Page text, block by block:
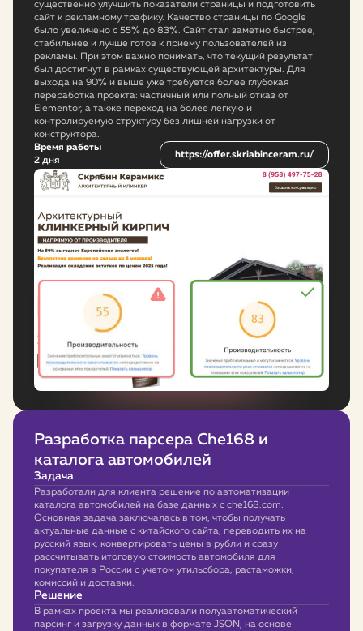
существенно улучшить показатели страницы и подготовить
сайт к рекламному трафику. Качество страницы по Google
было увеличено с 55% до 83%. Сайт стал заметно быстрее,
стабильнее и лучше готов к приему пользователей из
рекламы. При этом важно понимать, что текущий результат
был достигнут в рамках существующей архитектуры. Для
выхода на 90% и выше уже требуется более глубокая
переработка проекта: частичный или полный отказ от
Elementor, а также переход на более легкую и
контролируемую структуру без лишней нагрузки от
конструктора.
Время работы
2 дня
https://offer.skriabinceram.ru/
Разработка парсера Che168 и
каталога автомобилей
Задача
Разработали для клиента решение по автоматизации
каталога автомобилей на базе данных с che168.com.
Основная задача заключалась в том, чтобы получать
актуальные данные с китайского сайта, переводить их на
русский язык, конвертировать цены в рубли и сразу
рассчитывать итоговую стоимость автомобиля для
покупателя в России с учетом утильсбора, растаможки,
комиссий и доставки.
Решение
В рамках проекта мы реализовали полуавтоматический
парсинг и загрузку данных в формате JSON, на основе